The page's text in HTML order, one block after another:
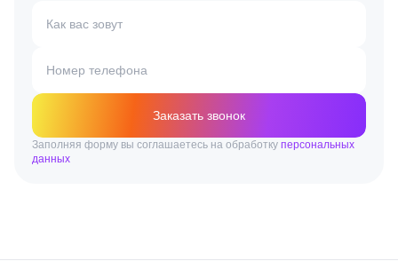
Как вас зовут
Номер телефона
Заказать звонок
Заполняя форму вы соглашаетесь на обработку персональных
данных